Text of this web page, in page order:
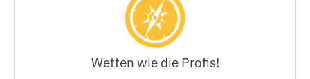
Wetten wie die Profis!